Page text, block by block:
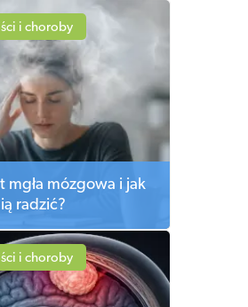
i choroby
mgła mózgowa i jak
radzić?
i choroby